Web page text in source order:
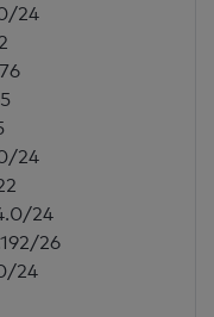
24
24
24
26
24